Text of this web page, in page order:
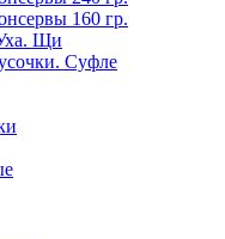
160 гр.
Щи
Суфле